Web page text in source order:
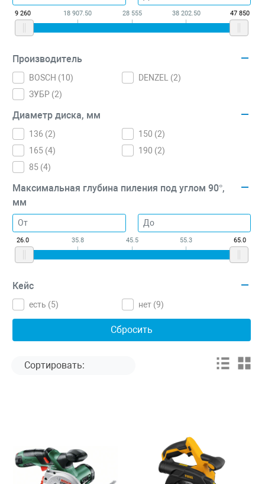
9 260 18 907.50 28 555 38 202.50 47 850
Производитель
BOSCH (10) DENZEL (2)
ЗУБР (2)
Диаметр диска, мм
136 (2) 150 (2)
165 (4) 190 (2)
85 (4)
Максимальная глубина пиления под углом 90°,
мм
26.0 35.8 45.5 55.3 65.0
Кейс
есть (5) нет (9)